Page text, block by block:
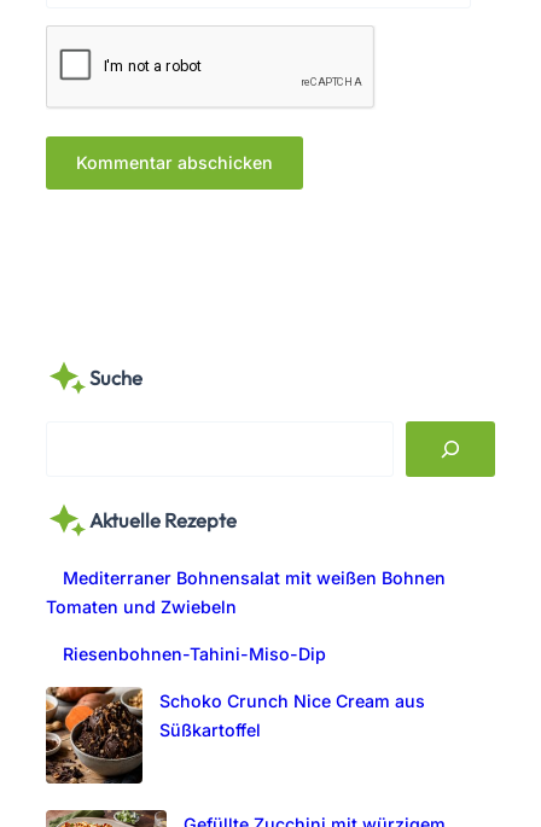
Suche
r
Aktuelle Rezepte
Mediterraner Bohnensalat mit weißen Bohnen
Tomaten und Zwiebeln
Riesenbohnen-Tahini-Miso-Dip
Schoko Crunch Nice Cream aus
Süßkartoffel